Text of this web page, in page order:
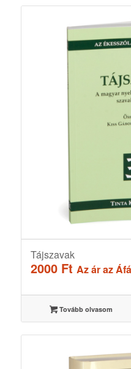
Tájszavak
2000 Ft Az ár az
Tovább olvasom